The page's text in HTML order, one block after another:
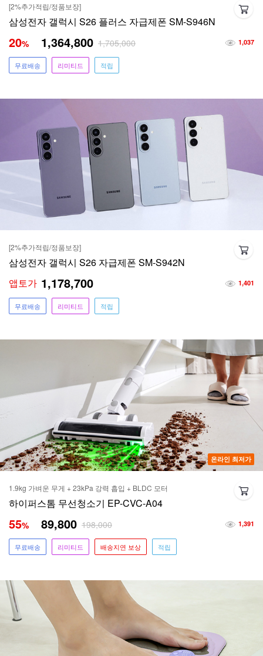
[2%추가적립/정품보장]
삼성전자 갤럭시 S26 플러스 자급제폰 SM-S946N
1,037
20% 1,364,800 1,705,000
무료배송 리미티드 적립
[2%추가적립/정품보장]
삼성전자 갤럭시 S26 자급제폰 SM-S942N
1,401
앱토가 1,178,700
무료배송 리미티드 적립
온라인 최저가
1.9kg 가벼운 무게 + 23kPa 강력 흡입 + BLDC 모터
하이퍼스톰 무선청소기 EP-CVC-A04
1,391
55% 89,800 198,000
무료배송 리미티드 배송지연 보상 적립